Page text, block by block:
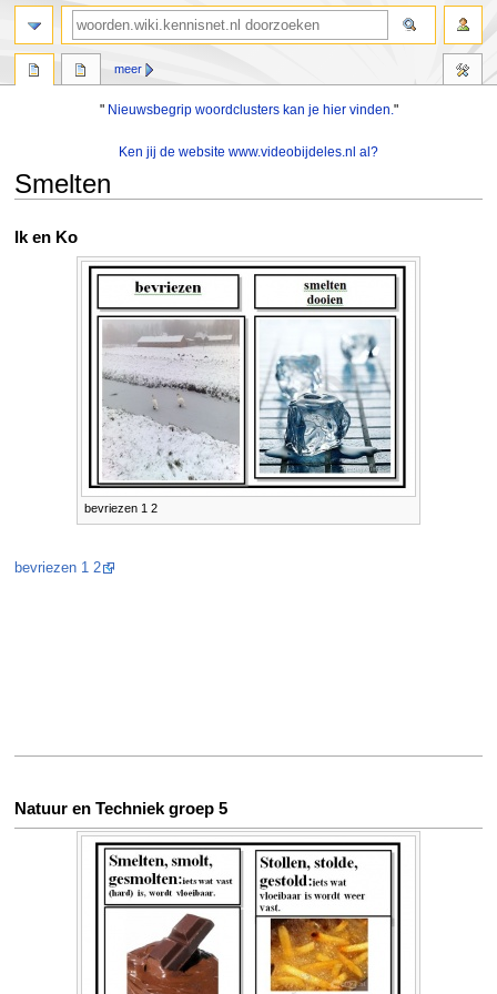
" Nieuwsbegrip woordclusters kan je hier vinden."
Ken jij de website www.videobijdeles.nl al?
Smelten
Naar
Naar
Ik en Ko
bevriezen 1 2
bevriezen 1 2
Natuur en Techniek groep 5
meer
zoeken